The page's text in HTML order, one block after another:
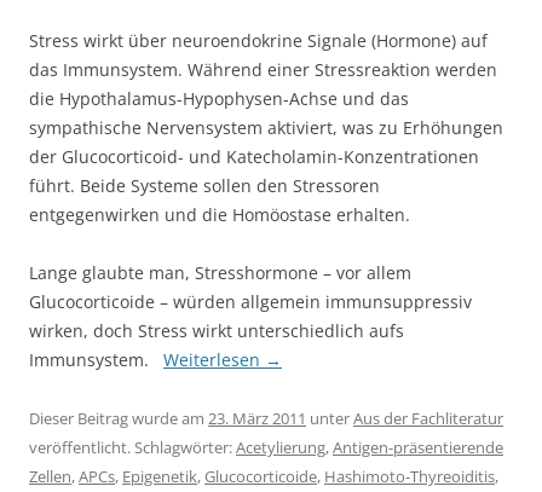
Stress wirkt über neuroendokrine Signale (Hormone) auf
das Immunsystem. Während einer Stressreaktion werden
die Hypothalamus-Hypophysen-Achse und das
sympathische Nervensystem aktiviert, was zu Erhöhungen
der Glucocorticoid- und Katecholamin-Konzentrationen
führt. Beide Systeme sollen den Stressoren
entgegenwirken und die Homöostase erhalten.
Lange glaubte man, Stresshormone – vor allem
Glucocorticoide – würden allgemein immunsuppressiv
wirken, doch Stress wirkt unterschiedlich aufs
Immunsystem. Weiterlesen →
Dieser Beitrag wurde am 23. März 2011 unterAus der Fachliteratur
veröffentlicht. Schlagwörter:Acetylierung,Antigen-präsentierende
Zellen,APCs, Epigenetik,Glucocorticoide, Hashimoto-Thyreoiditis,